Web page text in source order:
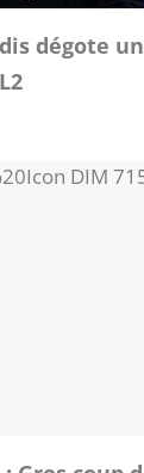
dégote